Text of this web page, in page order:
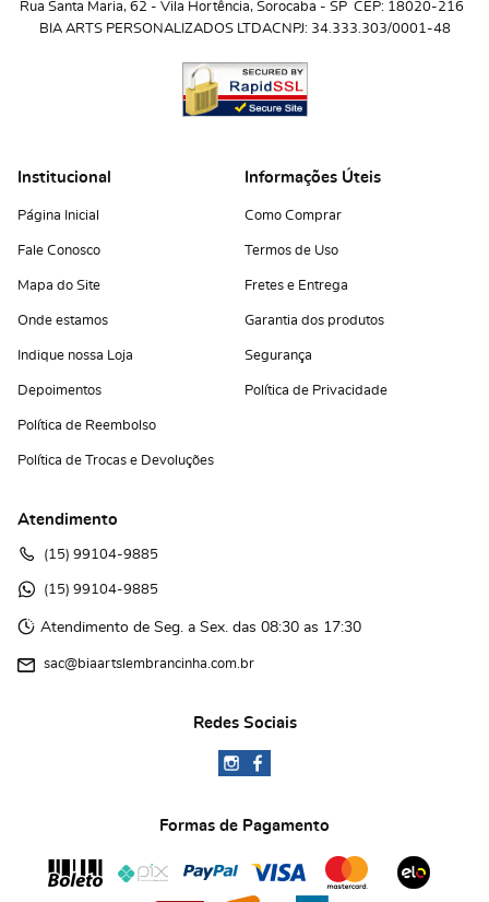
Rua Santa Maria, 62 - Vila Hortência, Sorocaba - SP CEP: 18020-216
BIA ARTS PERSONALIZADOS LTDACNPJ: 34.333.303/0001-48
Institucional
Página Inicial
Fale Conosco
Mapa do Site
Onde estamos
Indique nossa Loja
Depoimentos
Política de Reembolso
Política de Trocas e Devoluções
Informações Úteis
Como Comprar
Termos de Uso
Fretes e Entrega
Garantia dos produtos
Segurança
Política de Privacidade
Atendimento
(15) 99104-9885
(15) 99104-9885
Atendimento de Seg. a Sex. das 08:30 as 17:30
sac@biaartslembrancinha.com.br
Redes Sociais
Formas de Pagamento